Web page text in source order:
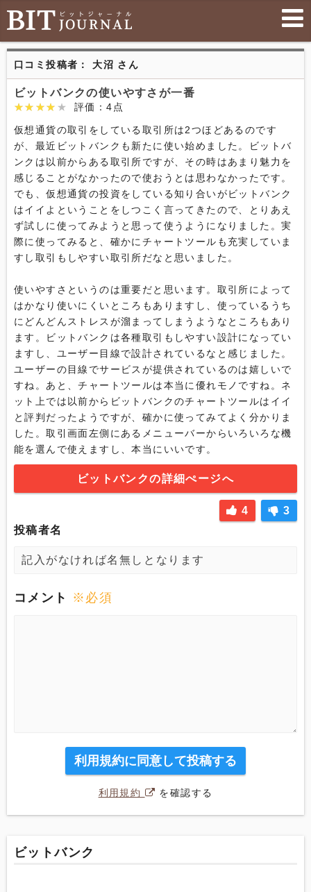
口コミ投稿者： 大沼 さん
ビットバンクの使いやすさが一番
★★★★★
★★★★★ 評価：4点
仮想通貨の取引をしている取引所は2つほどあるのです
が、最近ビットバンクも新たに使い始めました。ビットバ
ンクは以前からある取引所ですが、その時はあまり魅力を
感じることがなかったので使おうとは思わなかったです。
でも、仮想通貨の投資をしている知り合いがビットバンク
はイイよということをしつこく言ってきたので、とりあえ
ず試しに使ってみようと思って使うようになりました。実
際に使ってみると、確かにチャートツールも充実していま
すし取引もしやすい取引所だなと思いました。
使いやすさというのは重要だと思います。取引所によって
はかなり使いにくいところもありますし、使っているうち
にどんどんストレスが溜まってしまうようなところもあり
ます。ビットバンクは各種取引もしやすい設計になってい
ますし、ユーザー目線で設計されているなと感じました。
ユーザーの目線でサービスが提供されているのは嬉しいで
すね。あと、チャートツールは本当に優れモノですね。ネ
ット上では以前からビットバンクのチャートツールはイイ
と評判だったようですが、確かに使ってみてよく分かりま
した。取引画面左側にあるメニューバーからいろいろな機
能を選んで使えますし、本当にいいです。
ビットバンクの詳細ぺージへ
4
3
投稿者名
コメント ※必須
利用規約に同意して投稿する
利用規約 を確認する
ビットバンク